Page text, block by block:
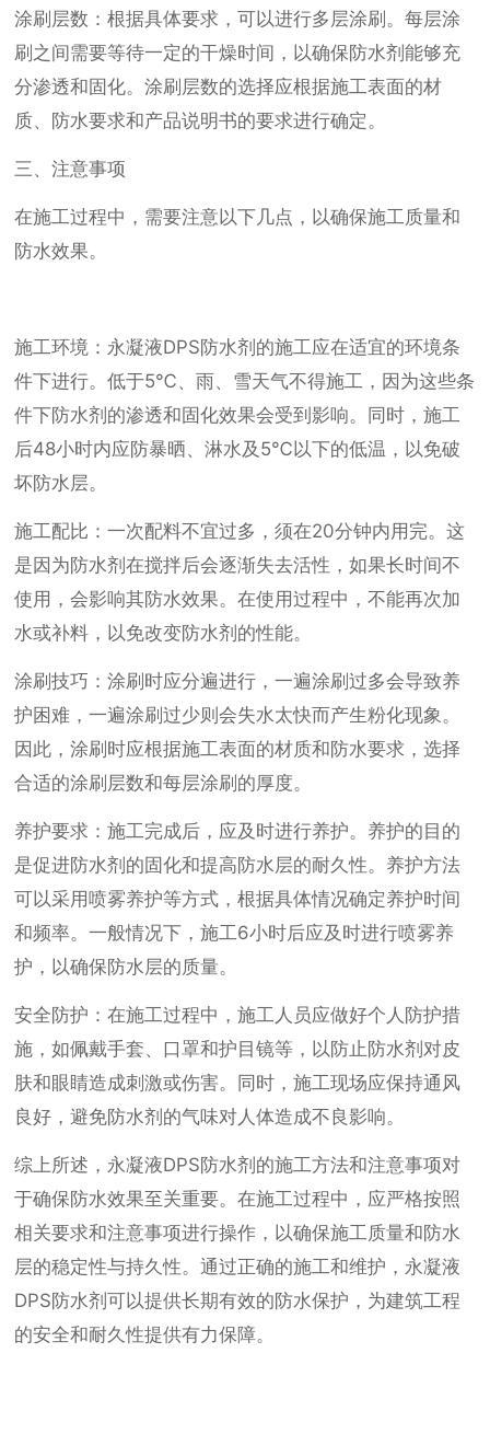
涂刷层数：根据具体要求，可以进行多层涂刷。每层涂
刷之间需要等待一定的干燥时间，以确保防水剂能够充
分渗透和固化。涂刷层数的选择应根据施工表面的材
质、防水要求和产品说明书的要求进行确定。
三、注意事项
在施工过程中，需要注意以下几点，以确保施工质量和
防水效果。
施工环境：永凝液DPS防水剂的施工应在适宜的环境条
件下进行。低于5℃、雨、雪天气不得施工，因为这些条
件下防水剂的渗透和固化效果会受到影响。同时，施工
后48小时内应防暴晒、淋水及5℃以下的低温，以免破
坏防水层。
施工配比：一次配料不宜过多，须在20分钟内用完。这
是因为防水剂在搅拌后会逐渐失去活性，如果长时间不
使用，会影响其防水效果。在使用过程中，不能再次加
水或补料，以免改变防水剂的性能。
涂刷技巧：涂刷时应分遍进行，一遍涂刷过多会导致养
护困难，一遍涂刷过少则会失水太快而产生粉化现象。
因此，涂刷时应根据施工表面的材质和防水要求，选择
合适的涂刷层数和每层涂刷的厚度。
养护要求：施工完成后，应及时进行养护。养护的目的
是促进防水剂的固化和提高防水层的耐久性。养护方法
可以采用喷雾养护等方式，根据具体情况确定养护时间
和频率。一般情况下，施工6小时后应及时进行喷雾养
护，以确保防水层的质量。
安全防护：在施工过程中，施工人员应做好个人防护措
施，如佩戴手套、口罩和护目镜等，以防止防水剂对皮
肤和眼睛造成刺激或伤害。同时，施工现场应保持通风
良好，避免防水剂的气味对人体造成不良影响。
综上所述，永凝液DPS防水剂的施工方法和注意事项对
于确保防水效果至关重要。在施工过程中，应严格按照
相关要求和注意事项进行操作，以确保施工质量和防水
层的稳定性与持久性。通过正确的施工和维护，永凝液
DPS防水剂可以提供长期有效的防水保护，为建筑工程
的安全和耐久性提供有力保障。